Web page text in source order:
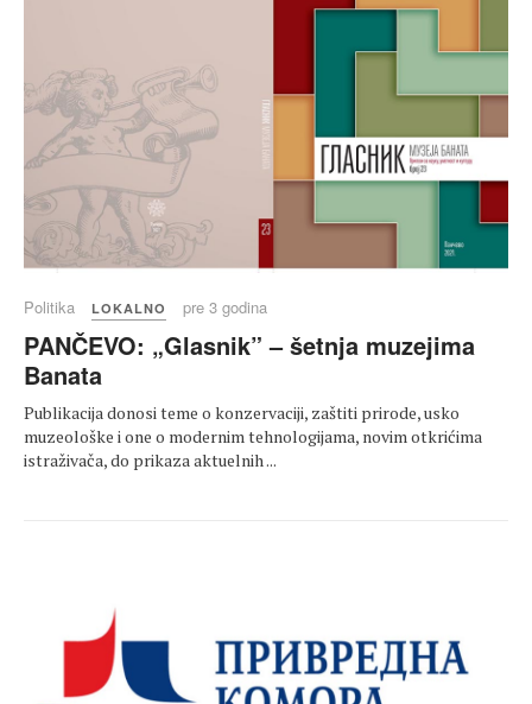
Politika LOKALNO pre 3 godina
PANČEVO: „Glasnik” – šetnja muzejima
Banata
Publikacija donosi teme o konzervaciji, zaštiti prirode, usko
muzeološke i one o modernim tehnologijama, novim otkrićima
istraživača, do prikaza aktuelnih ...